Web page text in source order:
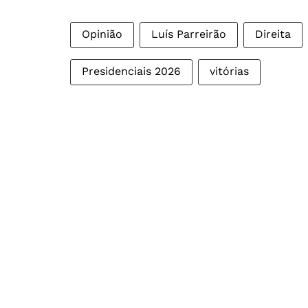
Opinião Luís Parreirão Direita
Presidenciais 2026 vitórias